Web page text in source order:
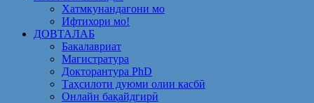
Хатмкунандагони мо
Ифтихори мо!
ДОВТАЛАБ
Бакалавриат
Магистратура
Докторантура PhD
Таҳсилоти дуюми олии касбӣ
Онлайн бақайдгирӣ